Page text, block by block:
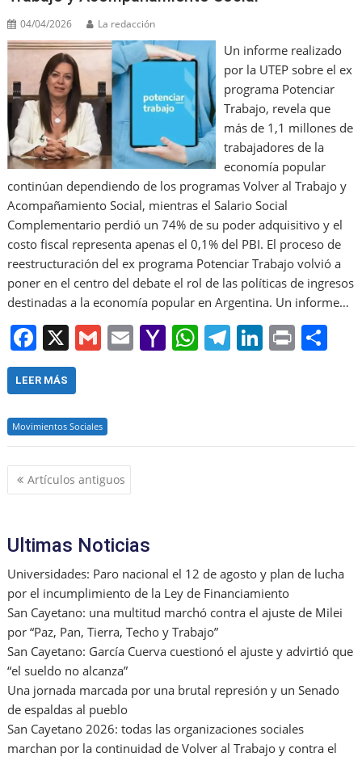
04/04/2026 La redacción
Un informe realizado
por la UTEP sobre el ex
programa Potenciar
Trabajo, revela que
más de 1,1 millones de
trabajadores de la
economía popular
continúan dependiendo de los programas Volver al Trabajo y
Acompañamiento Social, mientras el Salario Social
Complementario perdió un 74% de su poder adquisitivo y el
costo fiscal representa apenas el 0,1% del PBI. El proceso de
reestructuración del ex programa Potenciar Trabajo volvió a
poner en el centro del debate el rol de las políticas de ingresos
destinadas a la economía popular en Argentina. Un informe…
F
a
c
e
b
o
o
X G
l
E Y
o
W
A
T
a
Li
dI
Pr
LEER MÁS
Movimientos Sociales
Navegación
de
Artículos antiguos
Ultimas Noticias
Universidades: Paro nacional el 12 de agosto y plan de lucha
por el incumplimiento de la Ley de Financiamiento
San Cayetano: una multitud marchó contra el ajuste de Milei
por “Paz, Pan, Tierra, Techo y Trabajo”
San Cayetano: García Cuerva cuestionó el ajuste y advirtió que
“el sueldo no alcanza”
Una jornada marcada por una brutal represión y un Senado
de espaldas al pueblo
San Cayetano 2026: todas las organizaciones sociales
marchan por la continuidad de Volver al Trabajo y contra el